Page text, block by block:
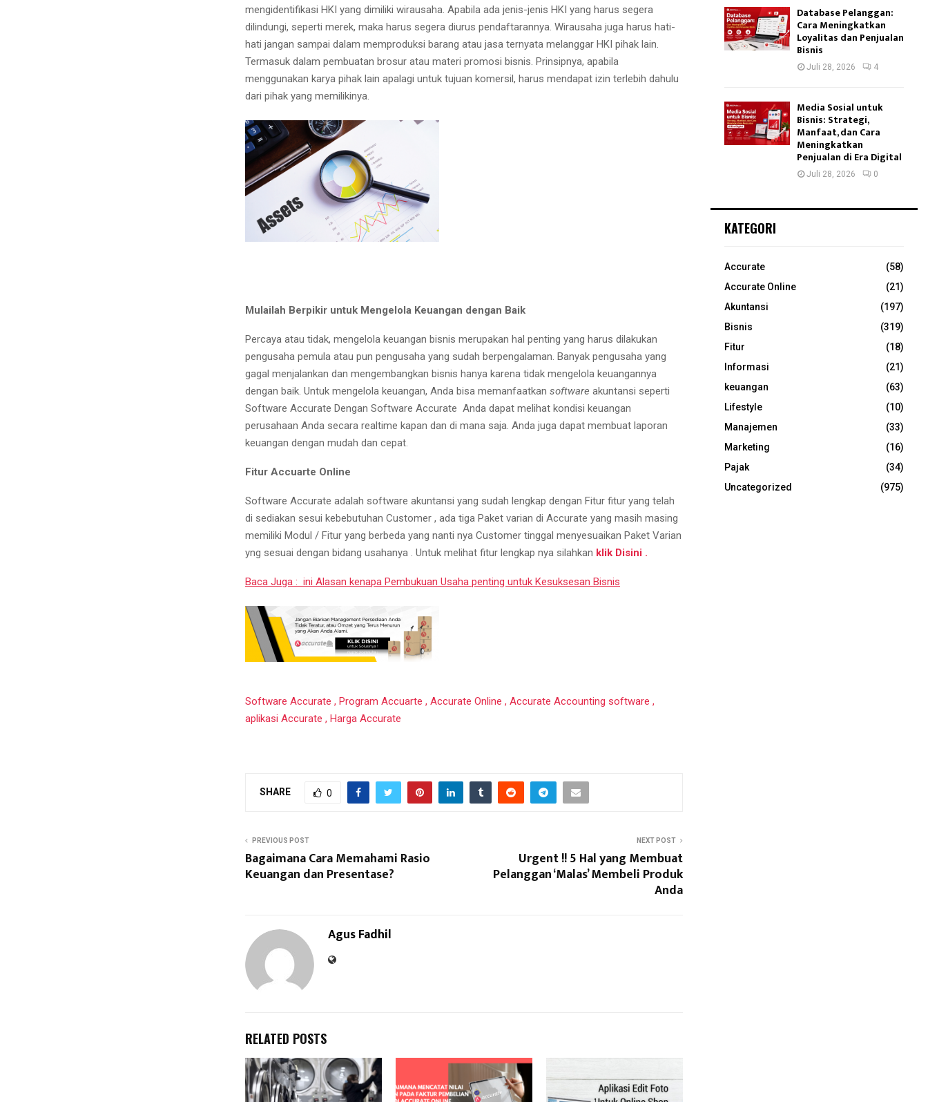
mengidentifikasi HKI yang dimiliki wirausaha. Apabila ada jenis-jenis HKI yang harus segera
dilindungi, seperti merek, maka harus segera diurus pendaftarannya. Wirausaha juga harus hati-
hati jangan sampai dalam memproduksi barang atau jasa ternyata melanggar HKI pihak lain.
Termasuk dalam pembuatan brosur atau materi promosi bisnis. Prinsipnya, apabila
menggunakan karya pihak lain apalagi untuk tujuan komersil, harus mendapat izin terlebih dahulu
dari pihak yang memilikinya.
Mulailah Berpikir untuk Mengelola Keuangan dengan Baik
Percaya atau tidak, mengelola keuangan bisnis merupakan hal penting yang harus dilakukan
pengusaha pemula atau pun pengusaha yang sudah berpengalaman. Banyak pengusaha yang
gagal menjalankan dan mengembangkan bisnis hanya karena tidak mengelola keuangannya
dengan baik. Untuk mengelola keuangan, Anda bisa memanfaatkan software akuntansi seperti
Software Accurate Dengan Software Accurate Anda dapat melihat kondisi keuangan
perusahaan Anda secara realtime kapan dan di mana saja. Anda juga dapat membuat laporan
keuangan dengan mudah dan cepat.
Fitur Accuarte Online
Software Accurate adalah software akuntansi yang sudah lengkap dengan Fitur fitur yang telah
di sediakan sesui kebebutuhan Customer , ada tiga Paket varian di Accurate yang masih masing
memiliki Modul / Fitur yang berbeda yang nanti nya Customer tinggal menyesuaikan Paket Varian
yng sesuai dengan bidang usahanya . Untuk melihat fitur lengkap nya silahkan klik Disini .
Baca Juga : ini Alasan kenapa Pembukuan Usaha penting untuk Kesuksesan Bisnis
Software Accurate , Program Accuarte , Accurate Online , Accurate Accounting software ,
aplikasi Accurate , Harga Accurate
SHARE 0
PREVIOUS POST
Bagaimana Cara Memahami Rasio
Keuangan dan Presentase?
NEXT POST
Urgent !! 5 Hal yang Membuat
Pelanggan ‘Malas’ Membeli Produk
Anda
Agus Fadhil
RELATED POSTS
Database Pelanggan:
Cara Meningkatkan
Loyalitas dan Penjualan
Bisnis
Juli 28, 2026 4
Media Sosial untuk
Bisnis: Strategi,
Manfaat, dan Cara
Meningkatkan
Penjualan di Era Digital
Juli 28, 2026 0
KATEGORI
Accurate
(58)
Accurate Online
(21)
Akuntansi
(197)
Bisnis
(319)
Fitur
(18)
Informasi
(21)
keuangan
(63)
Lifestyle
(10)
Manajemen
(33)
Marketing
(16)
Pajak
(34)
Uncategorized
(975)